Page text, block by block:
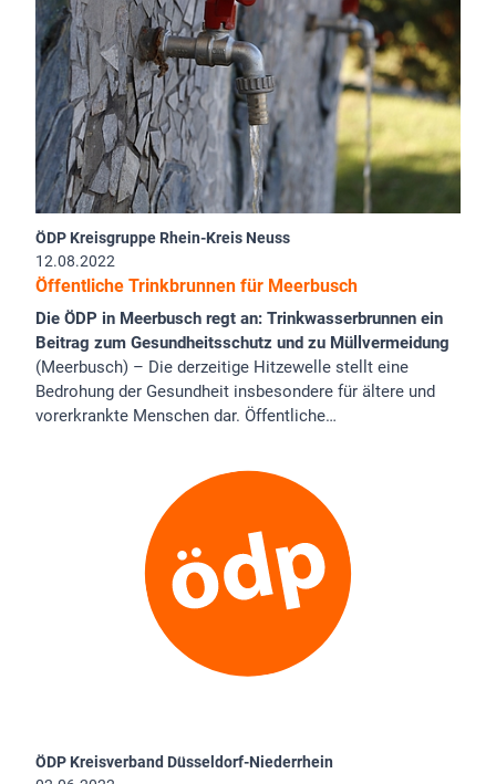
ÖDP Kreisgruppe Rhein-Kreis Neuss
12.08.2022
Öffentliche Trinkbrunnen für Meerbusch
Die ÖDP in Meerbusch regt an: Trinkwasserbrunnen ein
Beitrag zum Gesundheitsschutz und zu Müllvermeidung
(Meerbusch) – Die derzeitige Hitzewelle stellt eine
Bedrohung der Gesundheit insbesondere für ältere und
vorerkrankte Menschen dar. Öffentliche…
ÖDP Kreisverband Düsseldorf-Niederrhein